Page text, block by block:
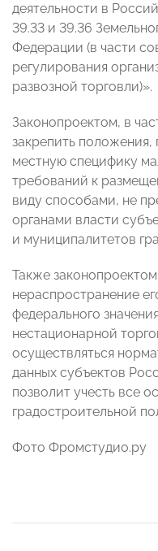
деятельности в
39.33 и 39.36
Федерации (в части
регулирования
развозной торговли)».
Законопроектом, в
закрепить
местную специфику
требований к
виду способами, не
органами власти
и муниципалитетов
Также
нераспространение
федерального
нестационарной
осуществляться
данных субъектов
позволит учесть все
градостроительной
Фото Фромстудио.ру